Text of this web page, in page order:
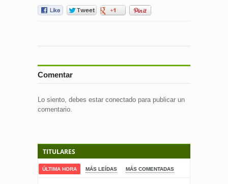
Comentar
Lo siento, debes estar conectado para publicar un
comentario.
TITULARES
ÚLTIMA HORA MÁS LEÍDAS MÁS COMENTADAS